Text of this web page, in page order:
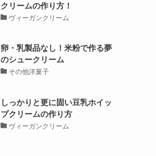
クリームの作り方！
ヴィーガンクリーム
卵・乳製品なし！米粉で作る夢
のシュークリーム
その他洋菓子
しっかりと更に固い豆乳ホイッ
プクリームの作り方
ヴィーガンクリーム